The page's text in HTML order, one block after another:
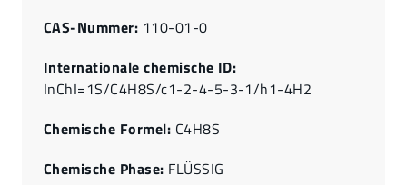
CAS-Nummer: 110-01-0
Internationale chemische ID:
InChI=1S/C4H8S/c1-2-4-5-3-1/h1-4H2
Chemische Formel: C4H8S
Chemische Phase: FLÜSSIG